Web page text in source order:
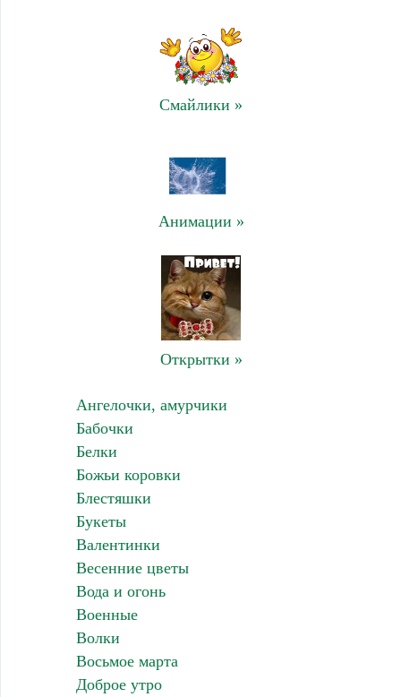
Смайлики »
Анимации »
Открытки »
Ангелочки, амурчики
Бабочки
Белки
Божьи коровки
Блестяшки
Букеты
Валентинки
Весенние цветы
Вода и огонь
Военные
Волки
Восьмое марта
Доброе утро